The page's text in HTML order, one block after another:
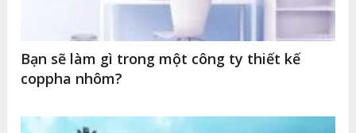
Bạn sẽ làm gì trong một công ty thiết kế
coppha nhôm?